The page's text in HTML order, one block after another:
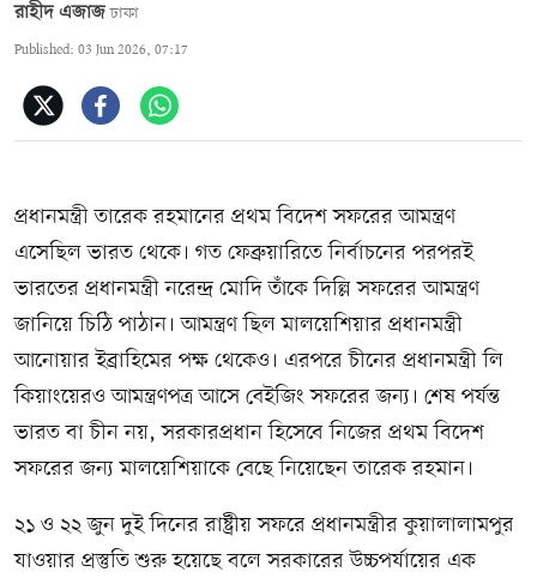
রাহীদ এজাজ ঢাকা
Published: 03 Jun 2026, 07:17
প্রধানমন্ত্রী তারেক রহমানের প্রথম বিদেশ সফরের আমন্ত্রণ
এসেছিল ভারত থেকে। গত ফেব্রুয়ারিতে নির্বাচনের পরপরই
ভারতের প্রধানমন্ত্রী নরেন্দ্র মোদি তাঁকে দিল্লি সফরের আমন্ত্রণ
জানিয়ে চিঠি পাঠান। আমন্ত্রণ ছিল মালয়েশিয়ার প্রধানমন্ত্রী
আনোয়ার ইব্রাহিমের পক্ষ থেকেও। এরপরে চীনের প্রধানমন্ত্রী লি
কিয়াংয়েরও আমন্ত্রণপত্র আসে বেইজিং সফরের জন্য। শেষ পর্যন্ত
ভারত বা চীন নয়, সরকারপ্রধান হিসেবে নিজের প্রথম বিদেশ
সফরের জন্য মালয়েশিয়াকে বেছে নিয়েছেন তারেক রহমান।
২১ ও ২২ জুন দুই দিনের রাষ্ট্রীয় সফরে প্রধানমন্ত্রীর কুয়ালালামপুর
যাওয়ার প্রস্তুতি শুরু হয়েছে বলে সরকারের উচ্চপর্যায়ের এক